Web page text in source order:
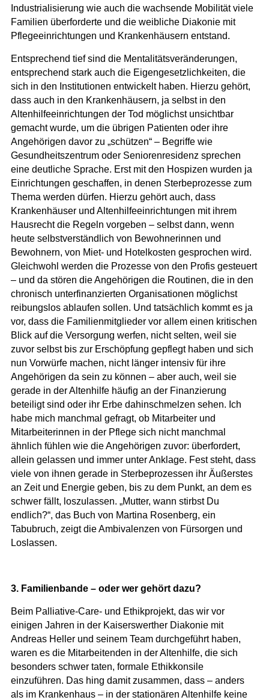
Industrialisierung wie auch die wachsende Mobilität viele
Familien überforderte und die weibliche Diakonie mit
Pflegeeinrichtungen und Krankenhäusern entstand.
Entsprechend tief sind die Mentalitätsveränderungen,
entsprechend stark auch die Eigengesetzlichkeiten, die
sich in den Institutionen entwickelt haben. Hierzu gehört,
dass auch in den Krankenhäusern, ja selbst in den
Altenhilfeeinrichtungen der Tod möglichst unsichtbar
gemacht wurde, um die übrigen Patienten oder ihre
Angehörigen davor zu „schützen“ – Begriffe wie
Gesundheitszentrum oder Seniorenresidenz sprechen
eine deutliche Sprache. Erst mit den Hospizen wurden ja
Einrichtungen geschaffen, in denen Sterbeprozesse zum
Thema werden dürfen. Hierzu gehört auch, dass
Krankenhäuser und Altenhilfeeinrichtungen mit ihrem
Hausrecht die Regeln vorgeben – selbst dann, wenn
heute selbstverständlich von Bewohnerinnen und
Bewohnern, von Miet- und Hotelkosten gesprochen wird.
Gleichwohl werden die Prozesse von den Profis gesteuert
– und da stören die Angehörigen die Routinen, die in den
chronisch unterfinanzierten Organisationen möglichst
reibungslos ablaufen sollen. Und tatsächlich kommt es ja
vor, dass die Familienmitglieder vor allem einen kritischen
Blick auf die Versorgung werfen, nicht selten, weil sie
zuvor selbst bis zur Erschöpfung gepflegt haben und sich
nun Vorwürfe machen, nicht länger intensiv für ihre
Angehörigen da sein zu können – aber auch, weil sie
gerade in der Altenhilfe häufig an der Finanzierung
beteiligt sind oder ihr Erbe dahinschmelzen sehen. Ich
habe mich manchmal gefragt, ob Mitarbeiter und
Mitarbeiterinnen in der Pflege sich nicht manchmal
ähnlich fühlen wie die Angehörigen zuvor: überfordert,
allein gelassen und immer unter Anklage. Fest steht, dass
viele von ihnen gerade in Sterbeprozessen ihr Äußerstes
an Zeit und Energie geben, bis zu dem Punkt, an dem es
schwer fällt, loszulassen. „Mutter, wann stirbst Du
endlich?“, das Buch von Martina Rosenberg, ein
Tabubruch, zeigt die Ambivalenzen von Fürsorgen und
Loslassen.
3. Familienbande – oder wer gehört dazu?
Beim Palliative-Care- und Ethikprojekt, das wir vor
einigen Jahren in der Kaiserswerther Diakonie mit
Andreas Heller und seinem Team durchgeführt haben,
waren es die Mitarbeitenden in der Altenhilfe, die sich
besonders schwer taten, formale Ethikkonsile
einzuführen. Das hing damit zusammen, dass – anders
als im Krankenhaus – in der stationären Altenhilfe keine